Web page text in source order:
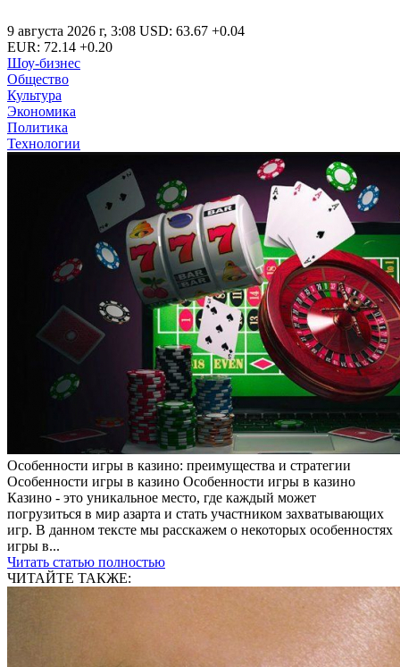
9 августа 2026 г, 3:08 USD: 63.67 +0.04
EUR: 72.14 +0.20
Шоу-бизнес
Общество
Культура
Экономика
Политика
Технологии
Особенности игры в казино: преимущества и стратегии
Особенности игры в казино Особенности игры в казино
Казино - это уникальное место, где каждый может
погрузиться в мир азарта и стать участником захватывающих
игр. В данном тексте мы расскажем о некоторых особенностях
игры в...
Читать статью полностью
ЧИТАЙТЕ ТАКЖЕ: